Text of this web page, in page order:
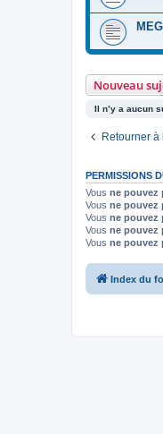
Nouveau
Il n’y a aucun
Retourner à
PERMISSIONS
Vous ne pouvez
Vous ne pouvez
Vous ne pouvez
Vous ne pouvez
Vous ne pouvez
Index du